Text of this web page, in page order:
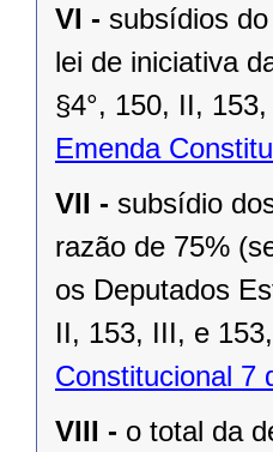
VI - subsídios
lei de iniciativa
§4°, 150, II,
Emenda
VII - subsídio
razão de 75%
os Deputados
II, 153, III, e
Constitucional 7
VIII - o total da